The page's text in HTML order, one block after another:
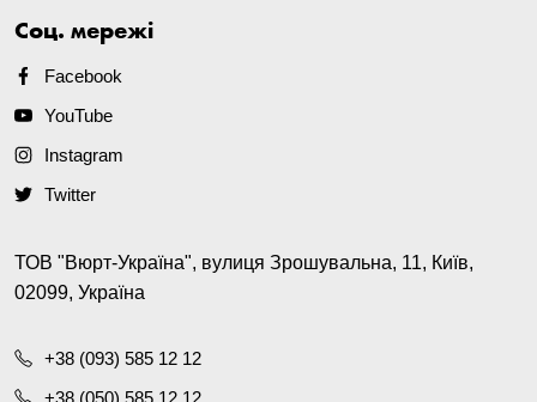
Соц. мережі
Facebook
YouTube
Instagram
Twitter
ТОВ "Вюрт-Україна", вулиця Зрошувальна, 11, Київ,
02099, Україна
+38 (093) 585 12 12
+38 (050) 585 12 12